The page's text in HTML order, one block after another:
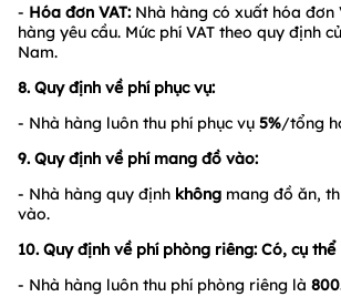
- Hóa đơn VAT: Nhà hàng có xuất hóa đơn
hàng yêu cầu. Mức phí VAT theo quy định
Nam.
8. Quy định về phí phục vụ:
- Nhà hàng luôn thu phí phục vụ 5%/tổng
9. Quy định về phí mang đồ vào:
- Nhà hàng quy định không mang đồ ăn,
vào.
10. Quy định về phí phòng riêng: Có, cụ thể
- Nhà hàng luôn thu phí phòng riêng là